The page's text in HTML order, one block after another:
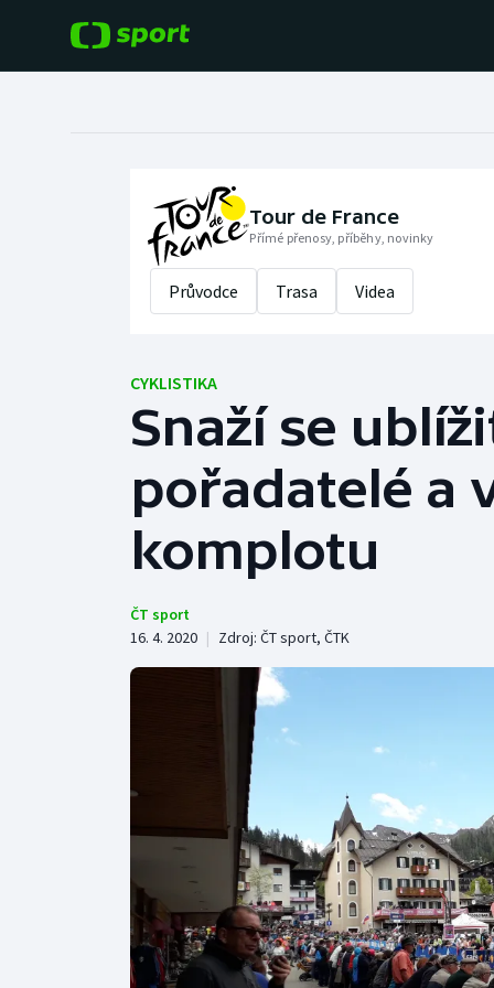
Hokej
Tenis
Atletika
Cyklistika
Baseball a softbal
Basketbal
Box
Curling
Tour de France
Přímé přenosy, příběhy, novinky
Průvodce Trasa Videa
CYKLISTIKA
Snaží se
pořadatelé a
komplotu
ČT sport
16. 4. 2020 | Zdroj: ČT sport, ČTK